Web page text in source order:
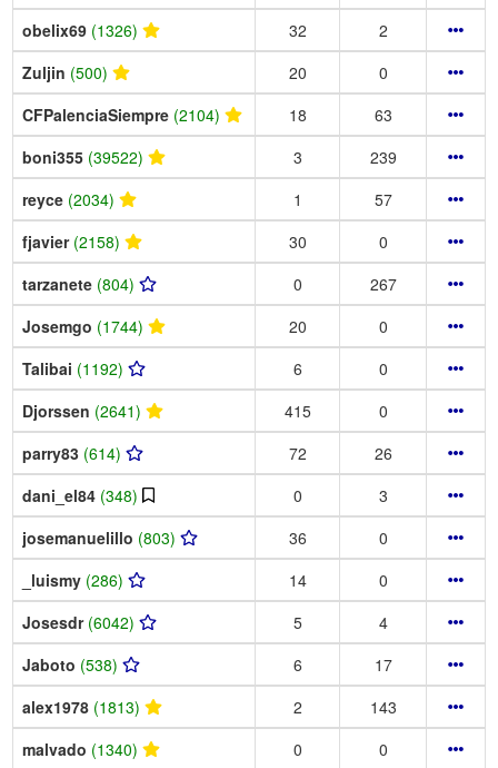
obelix69 (1326) 32
2
Zuljin (500) 20
0
CFPalenciaSiempre (2104) 18
63
boni355 (39522) 3
239
reyce (2034) 1
57
fjavier (2158) 30
0
tarzanete (804) 0
267
Josemgo (1744) 20
0
Talibai (1192) 6
0
Djorssen (2641) 415
0
parry83 (614) 72
26
dani_el84 (348) 0
3
josemanuelillo (803) 36
0
_luismy (286) 14
0
Josesdr (6042) 5
4
Jaboto (538) 6
17
alex1978 (1813) 2
143
malvado (1340) 0
0